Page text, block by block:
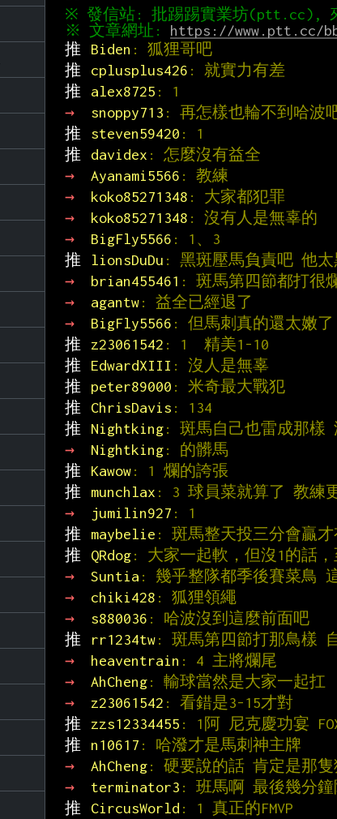
※ 文章網址: https://www.ptt.cc/
推
Biden : 狐狸哥吧
推
cplusplus426 : 就實力有差
推
alex8725 : 1
→
snoppy713 : 再怎樣也輪不到哈波
推
steven59420 : 1
推
davidex : 怎麼沒有益全
→
Ayanami5566 : 教練
→
koko85271348 : 大家都犯罪
→
koko85271348 : 沒有人是無辜的
→
BigFly5566 : 1、3
推
lionsDuDu : 黑斑壓馬負責吧 他太
→
brian455461 : 斑馬第四節都打很
→
agantw: 益全已經退了
→
BigFly5566 : 但馬刺真的還太嫩
推
z23061542 : 1  精美1-10
推
EdwardXIII : 沒人是無辜
推
peter89000 : 米奇最大戰犯
推
ChrisDavis : 134
推
Nightking: 斑馬自己也雷成那樣
→
Nightking: 的髒馬
推
Kawow: 1 爛的誇張
推
munchlax : 3 球員菜就算了 教練
→
jumilin927 : 1
推
maybelie : 斑馬整天投三分會贏才
推
QRdog: 大家一起軟，但沒1的話，
→
Suntia : 幾乎整隊都季後賽菜鳥
→
chiki428 : 狐狸領繩
→
s880036 : 哈波沒到這麼前面吧
推
rr1234tw: 斑馬第四節打那鳥樣
→
heaventrain : 4 主將爛尾
→
AhCheng: 輸球當然是大家一起扛
→
z23061542 : 看錯是3-15才對
推
zzs12334455 : 1阿 尼克慶功宴
推
n10617 : 哈潑才是馬刺神主牌
→
AhCheng: 硬要說的話 肯定是那隻
→
terminator3 : 班馬啊 最後幾分
推
CircusWorld : 1 真正的FMVP